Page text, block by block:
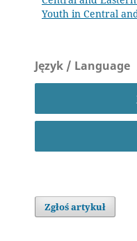
Youth in Central
Język / Language
Zgłoś artykuł